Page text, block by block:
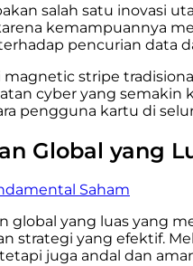
salah satu inovasi
karena kemampuannya
pencurian data
stripe
cyber yang
pengguna kartu di
Global yang
Saham
global yang luas yang
strategi yang efektif.
juga andal dan